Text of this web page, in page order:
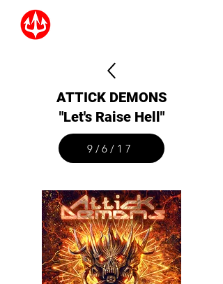
ATTICK DEMONS
"Let's Raise Hell"
9/6/17